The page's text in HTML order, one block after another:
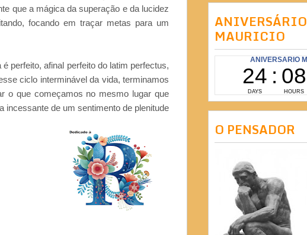
que a mágica da superação e da lucidez
focando em traçar metas para um
perfeito, afinal perfeito do latim perfectus,
ciclo interminável da vida, terminamos
o que começamos no mesmo lugar que
de um sentimento de plenitude
ANIVERSÁRIO
MAURICIO
O PENSADOR